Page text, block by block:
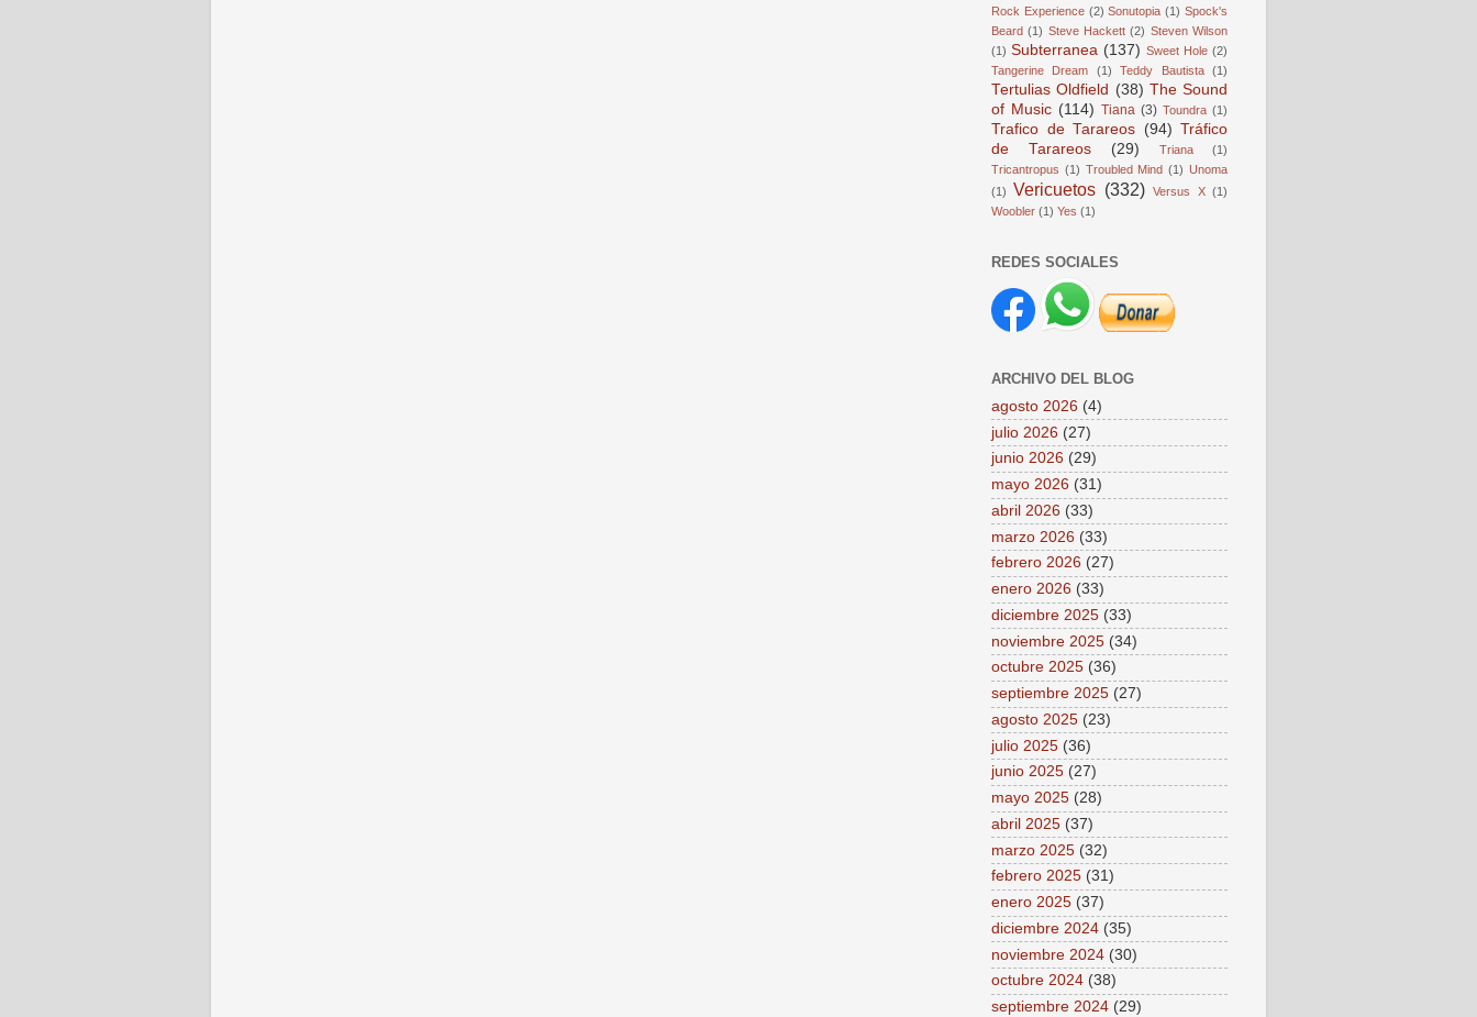
Rock Experience (2) Sonutopia (1) Spock's
Beard (1) Steve Hackett (2) Steven Wilson
(1) Subterranea (137) Sweet Hole (2)
Tangerine Dream
(1) Teddy Bautista (1)
Tertulias Oldfield (38) The Sound
of Music (114) Tiana (3) Toundra (1)
Trafico de Tarareos (94) Tráfico
de Tarareos
(29) Triana
(1)
Tricantropus (1) Troubled Mind (1) Unoma
(1)
Vericuetos (332) Versus X (1)
Woobler (1) Yes (1)
REDES SOCIALES
ARCHIVO DEL BLOG
agosto 2026 (4)
julio 2026 (27)
junio 2026 (29)
mayo 2026 (31)
abril 2026 (33)
marzo 2026 (33)
febrero 2026 (27)
enero 2026 (33)
diciembre 2025 (33)
noviembre 2025 (34)
octubre 2025 (36)
septiembre 2025 (27)
agosto 2025 (23)
julio 2025 (36)
junio 2025 (27)
mayo 2025 (28)
abril 2025 (37)
marzo 2025 (32)
febrero 2025 (31)
enero 2025 (37)
diciembre 2024 (35)
noviembre 2024 (30)
octubre 2024 (38)
septiembre 2024 (29)